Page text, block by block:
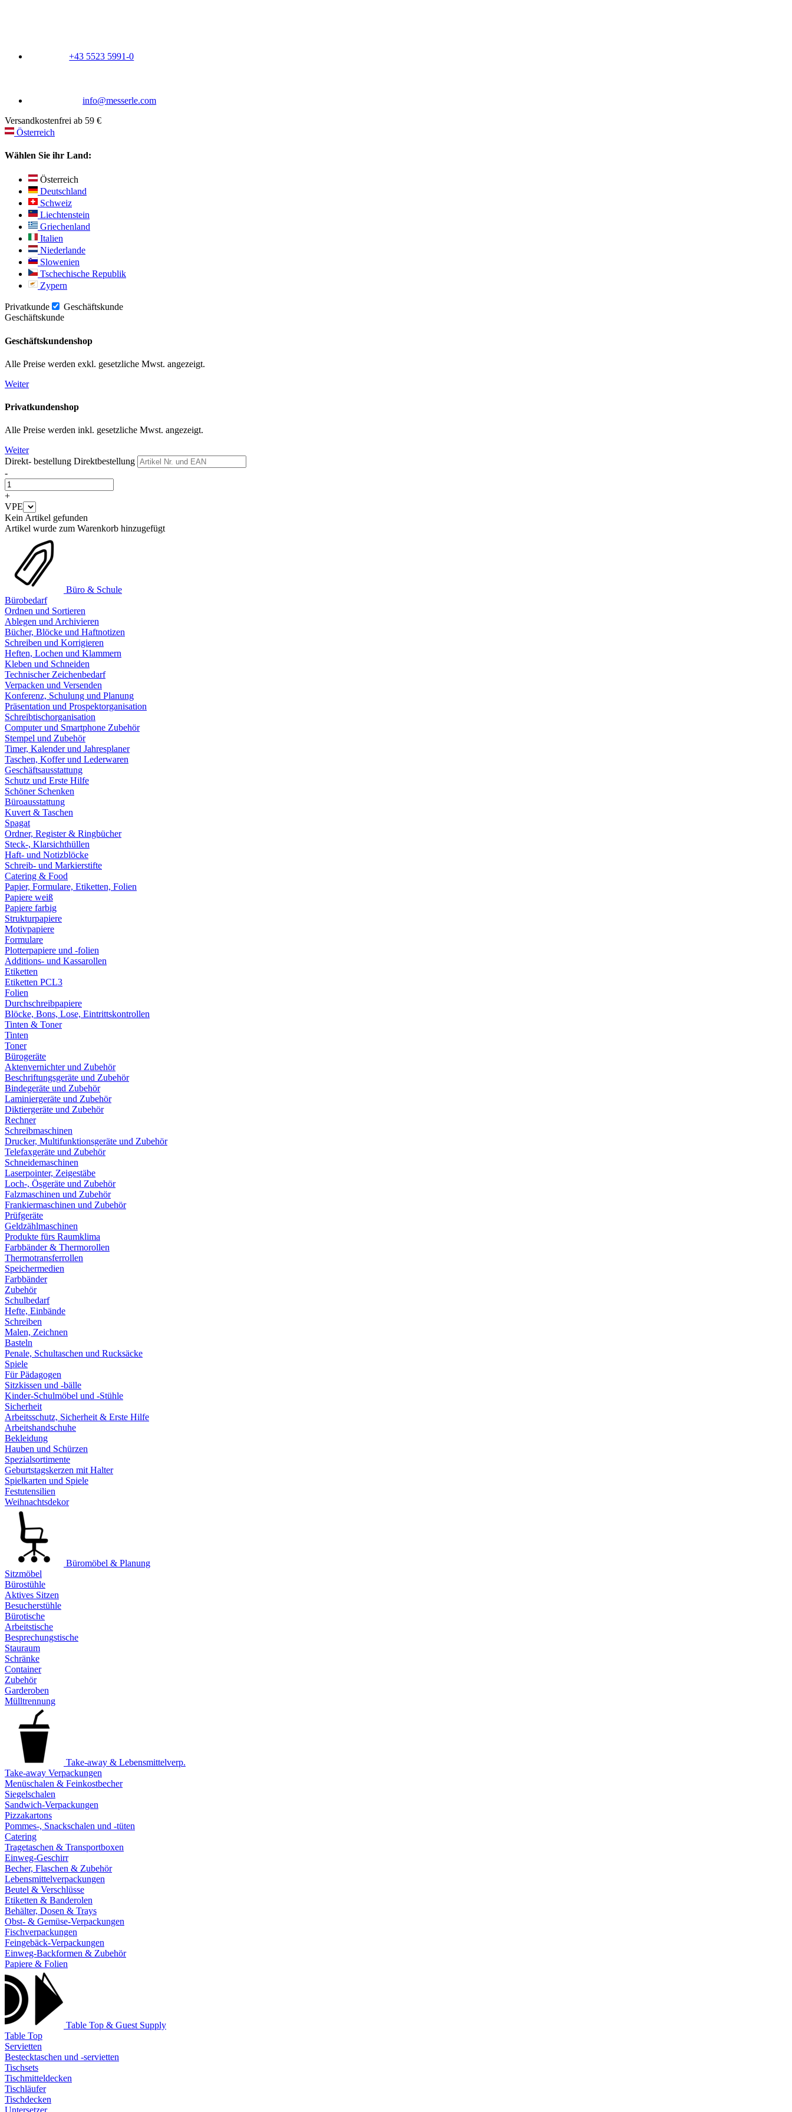
+43 5523 5991-0
info@messerle.com
Versandkostenfrei ab 59 €
Österreich
Wählen Sie ihr Land:
Österreich
Deutschland
Schweiz
Liechtenstein
Griechenland
Italien
Niederlande
Slowenien
Tschechische Republik
Zypern
Privatkunde
Geschäftskunde
Geschäftskunde
Geschäftskundenshop
Alle Preise werden exkl. gesetzliche Mwst. angezeigt.
Weiter
Privatkundenshop
Alle Preise werden inkl. gesetzliche Mwst. angezeigt.
Weiter
Direkt- bestellung Direktbestellung
-
+
VPE
Kein Artikel gefunden
Artikel wurde zum Warenkorb hinzugefügt
Büro & Schule
Bürobedarf
Ordnen und Sortieren
Ablegen und Archivieren
Bücher, Blöcke und Haftnotizen
Schreiben und Korrigieren
Heften, Lochen und Klammern
Kleben und Schneiden
Technischer Zeichenbedarf
Verpacken und Versenden
Konferenz, Schulung und Planung
Präsentation und Prospektorganisation
Schreibtischorganisation
Computer und Smartphone Zubehör
Stempel und Zubehör
Timer, Kalender und Jahresplaner
Taschen, Koffer und Lederwaren
Geschäftsausstattung
Schutz und Erste Hilfe
Schöner Schenken
Büroausstattung
Kuvert & Taschen
Spagat
Ordner, Register & Ringbücher
Steck-, Klarsichthüllen
Haft- und Notizblöcke
Schreib- und Markierstifte
Catering & Food
Papier, Formulare, Etiketten, Folien
Papiere weiß
Papiere farbig
Strukturpapiere
Motivpapiere
Formulare
Plotterpapiere und -folien
Additions- und Kassarollen
Etiketten
Etiketten PCL3
Folien
Durchschreibpapiere
Blöcke, Bons, Lose, Eintrittskontrollen
Tinten & Toner
Tinten
Toner
Bürogeräte
Aktenvernichter und Zubehör
Beschriftungsgeräte und Zubehör
Bindegeräte und Zubehör
Laminiergeräte und Zubehör
Diktiergeräte und Zubehör
Rechner
Schreibmaschinen
Drucker, Multifunktionsgeräte und Zubehör
Telefaxgeräte und Zubehör
Schneidemaschinen
Laserpointer, Zeigestäbe
Loch-, Ösgeräte und Zubehör
Falzmaschinen und Zubehör
Frankiermaschinen und Zubehör
Prüfgeräte
Geldzählmaschinen
Produkte fürs Raumklima
Farbbänder & Thermorollen
Thermotransferrollen
Speichermedien
Farbbänder
Zubehör
Schulbedarf
Hefte, Einbände
Schreiben
Malen, Zeichnen
Basteln
Penale, Schultaschen und Rucksäcke
Spiele
Für Pädagogen
Sitzkissen und -bälle
Kinder-Schulmöbel und -Stühle
Sicherheit
Arbeitsschutz, Sicherheit & Erste Hilfe
Arbeitshandschuhe
Bekleidung
Hauben und Schürzen
Spezialsortimente
Geburtstagskerzen mit Halter
Spielkarten und Spiele
Festutensilien
Weihnachtsdekor
Büromöbel & Planung
Sitzmöbel
Bürostühle
Aktives Sitzen
Besucherstühle
Bürotische
Arbeitstische
Besprechungstische
Stauraum
Schränke
Container
Zubehör
Garderoben
Mülltrennung
Take-away & Lebensmittelverp.
Take-away Verpackungen
Menüschalen & Feinkostbecher
Siegelschalen
Sandwich-Verpackungen
Pizzakartons
Pommes-, Snackschalen und -tüten
Catering
Tragetaschen & Transportboxen
Einweg-Geschirr
Becher, Flaschen & Zubehör
Lebensmittelverpackungen
Beutel & Verschlüsse
Etiketten & Banderolen
Behälter, Dosen & Trays
Obst- & Gemüse-Verpackungen
Fischverpackungen
Feingebäck-Verpackungen
Einweg-Backformen & Zubehör
Papiere & Folien
Table Top & Guest Supply
Table Top
Servietten
Bestecktaschen und -servietten
Tischsets
Tischmitteldecken
Tischläufer
Tischdecken